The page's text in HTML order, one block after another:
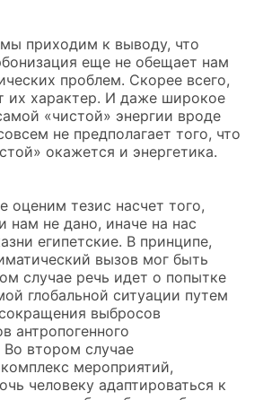
приходим к выводу, что
еще не обещает нам
проблем. Скорее всего,
их характер. И даже широкое
«чистой» энергии вроде
не предполагает того, что
окажется и энергетика.
оценим тезис насчет того,
нам не дано, иначе на нас
египетские. В принципе,
вызов мог быть
случае речь идет о попытке
глобальной ситуации путем
выбросов
антропогенного
втором случае
мероприятий,
человеку адаптироваться к